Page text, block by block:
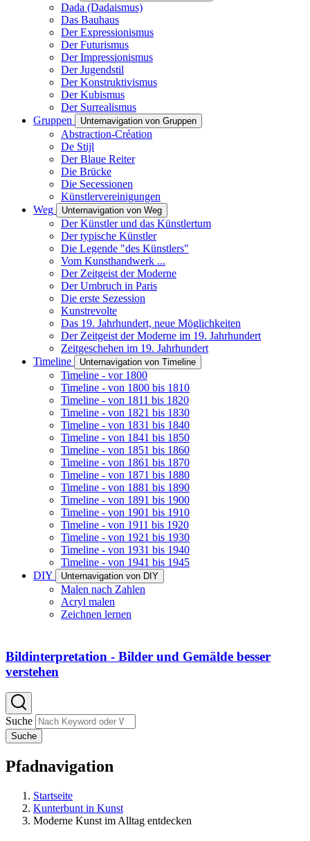
Dada (Dadaismus)
Das Bauhaus
Der Expressionismus
Der Futurismus
Der Impressionismus
Der Jugendstil
Der Konstruktivismus
Der Kubismus
Der Surrealismus
Gruppen
Unternavigation von Gruppen
Abstraction-Création
De Stijl
Der Blaue Reiter
Die Brücke
Die Secessionen
Künstlervereinigungen
Weg
Unternavigation von Weg
Der Künstler und das Künstlertum
Der typische Künstler
Die Legende "des Künstlers"
Vom Kunsthandwerk ...
Der Zeitgeist der Moderne
Der Umbruch in Paris
Die erste Sezession
Kunstrevolte
Das 19. Jahrhundert, neue Möglichkeiten
Der Zeitgeist der Moderne im 19. Jahrhundert
Zeitgeschehen im 19. Jahrhundert
Timeline
Unternavigation von Timeline
Timeline - vor 1800
Timeline - von 1800 bis 1810
Timeline - von 1811 bis 1820
Timeline - von 1821 bis 1830
Timeline - von 1831 bis 1840
Timeline - von 1841 bis 1850
Timeline - von 1851 bis 1860
Timeline - von 1861 bis 1870
Timeline - von 1871 bis 1880
Timeline - von 1881 bis 1890
Timeline - von 1891 bis 1900
Timeline - von 1901 bis 1910
Timeline - von 1911 bis 1920
Timeline - von 1921 bis 1930
Timeline - von 1931 bis 1940
Timeline - von 1941 bis 1945
DIY
Unternavigation von DIY
Malen nach Zahlen
Acryl malen
Zeichnen lernen
Bildinterpretation - Bilder und Gemälde besser
verstehen
Suche
Suche
Pfadnavigation
Startseite
Kunterbunt in Kunst
Moderne Kunst im Alltag entdecken